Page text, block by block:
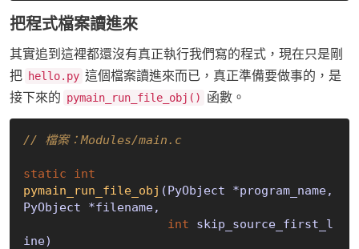
把程式檔案讀進來
其實追到這裡都還沒有真正執行我們寫的程式，現在只是剛
把 hello.py 這個檔案讀進來而已，真正準備要做事的，是
接下來的 pymain_run_file_obj() 函數。
// 檔案：Modules/main.c
static
int
pymain_run_file_obj (PyObject *program_name,
PyObject *filename,
int skip_source_first_l
ine)